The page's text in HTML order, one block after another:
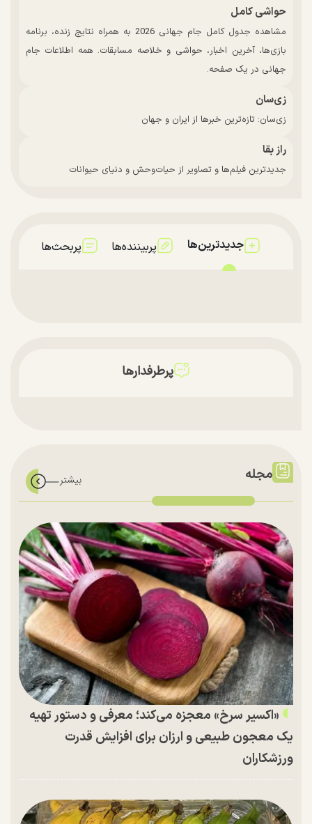
حواشی کامل
مشاهده جدول کامل جام جهانی 2026 به همراه نتایج زنده، برنامه
بازی‌ها، آخرین اخبار، حواشی و خلاصه مسابقات. همه اطلاعات جام
جهانی در یک صفحه.
زی‌سان
زی‌سان: تازه‌ترین خبرها از ایران و جهان
راز بقا
جدیدترین فیلم‌ها و تصاویر از حیات‌وحش و دنیای حیوانات
جدیدترین‌ها پربیننده‌ها پربحث‌ها
پرطرفدارها
مجله
«اکسیر سرخ» معجزه می‌کند؛ معرفی و دستور تهیه
یک معجون طبیعی و ارزان برای افزایش قدرت
ورزشکاران